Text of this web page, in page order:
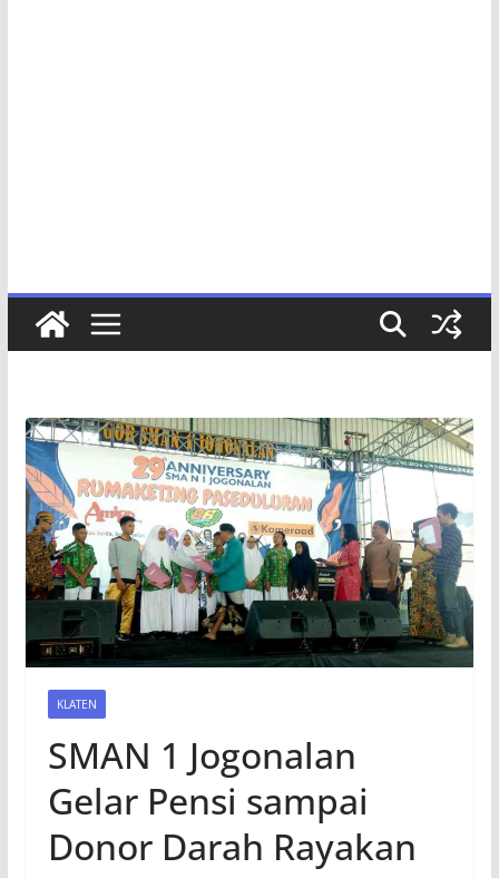
KLATEN
SMAN 1 Jogonalan
Gelar Pensi sampai
Donor Darah Rayakan